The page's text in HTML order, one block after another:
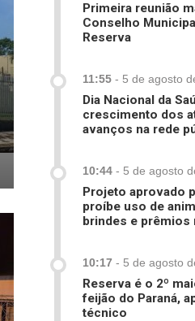
Primeira reunião
Conselho
Reserva
11:55 - 5 de agosto
Dia Nacional da
crescimento dos
avanços na rede
10:44 - 5 de agosto
Projeto aprovado
proíbe uso de
brindes e prêmios
10:17 - 5 de agosto
Reserva é o 2º
feijão do Paraná,
técnico